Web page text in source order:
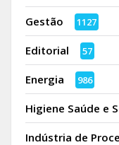
Gestão 1127
Editorial 57
Energia 986
Higiene Saúde e
Indústria de